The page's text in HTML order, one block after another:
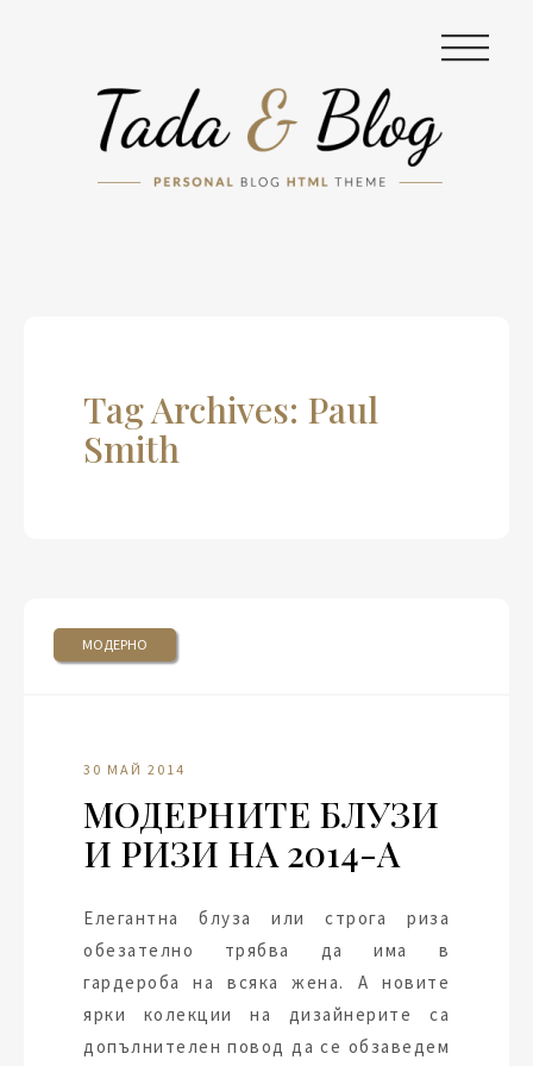
|||
Tag Archives: Paul
Smith
МОДЕРНО
30 МАЙ 2014
МОДЕРНИТЕ БЛУЗИ
И РИЗИ НА 2014-А
Елегантна блуза или строга риза
обезателно трябва да има в
гардероба на всяка жена. А новите
ярки колекции на дизайнерите са
допълнителен повод да се обзаведем